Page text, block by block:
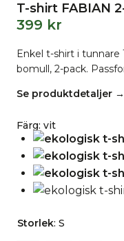
T-shirt FABIAN
399 kr
Enkel t-shirt i tunnare
bomull, 2-pack.
Se produktdetaljer →
Färg: vit
Storlek: S